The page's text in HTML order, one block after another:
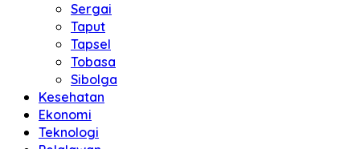
Sergai
Taput
Tapsel
Tobasa
Sibolga
Kesehatan
Ekonomi
Teknologi